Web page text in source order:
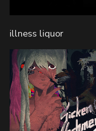
illness liquor